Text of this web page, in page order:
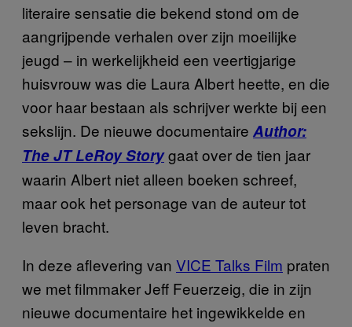
literaire sensatie die bekend stond om de
aangrijpende verhalen over zijn moeilijke
jeugd – in werkelijkheid een veertigjarige
huisvrouw was die Laura Albert heette, en die
voor haar bestaan als schrijver werkte bij een
sekslijn. De nieuwe documentaire Author:
The JT LeRoy Storygaat over de tien jaar
waarin Albert niet alleen boeken schreef,
maar ook het personage van de auteur tot
leven bracht.
In deze aflevering van VICE Talks Film praten
we met filmmaker Jeff Feuerzeig, die in zijn
nieuwe documentaire het ingewikkelde en